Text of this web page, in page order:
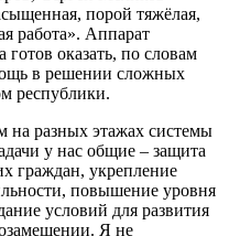
порой тяжёлая,
работа». Аппарат
оказать, по словам
в решении сложных
республики.
на разных этажах системы
у нас общие – защита
граждан, укрепление
повышение уровня
условий для развития
Я не